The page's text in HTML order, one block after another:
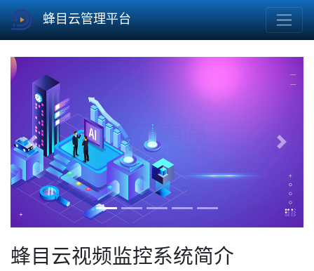
蜂目云管理平台
Previous Next
蜂目云视频监控系统简介